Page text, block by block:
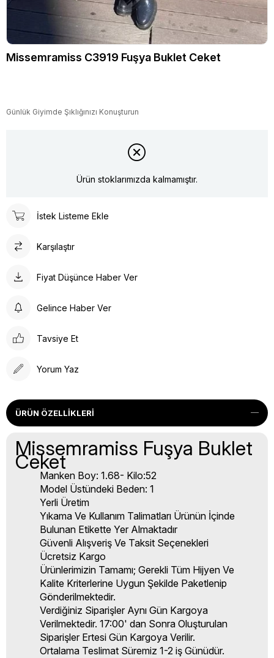
Missemramiss C3919 Fuşya Buklet Ceket
Günlük Giyimde Şıklığınızı Konuşturun
Ürün stoklarımızda kalmamıştır.
İstek Listeme Ekle
Karşılaştır
Fiyat Düşünce Haber Ver
Gelince Haber Ver
Tavsiye Et
Yorum Yaz
ÜRÜN ÖZELLIKLERI
Missemramiss Fuşya Buklet
Ceket
Manken Boy: 1.68- Kilo:52
Model Üstündeki Beden: 1
Yerli Üretim
Yıkama Ve Kullanım Talimatları Ürünün İçinde
Bulunan Etikette Yer Almaktadır
Güvenli Alışveriş Ve Taksit Seçenekleri
Ücretsiz Kargo
Ürünlerimizin Tamamı; Gerekli Tüm Hijyen Ve
Kalite Kriterlerine Uygun Şekilde Paketlenip
Gönderilmektedir.
Verdiğiniz Siparişler Aynı Gün Kargoya
Verilmektedir. 17:00' dan Sonra Oluşturulan
Siparişler Ertesi Gün Kargoya Verilir.
Ortalama Teslimat Süremiz 1-2 iş Günüdür.